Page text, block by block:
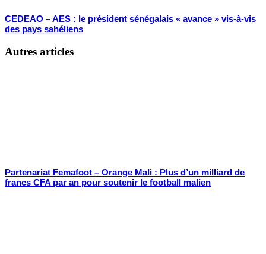
CEDEAO – AES : le président sénégalais « avance » vis-à-vis
des pays sahéliens
Autres articles
Partenariat Femafoot – Orange Mali : Plus d’un milliard de
francs CFA par an pour soutenir le football malien